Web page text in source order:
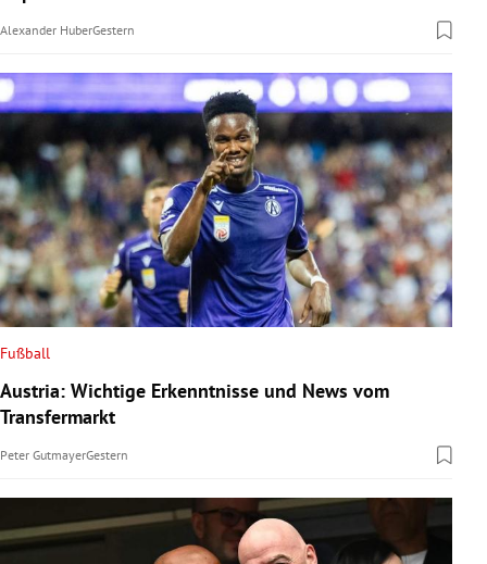
Alexander HuberGestern
Fußball
Austria: Wichtige Erkenntnisse und News vom
Transfermarkt
Peter GutmayerGestern